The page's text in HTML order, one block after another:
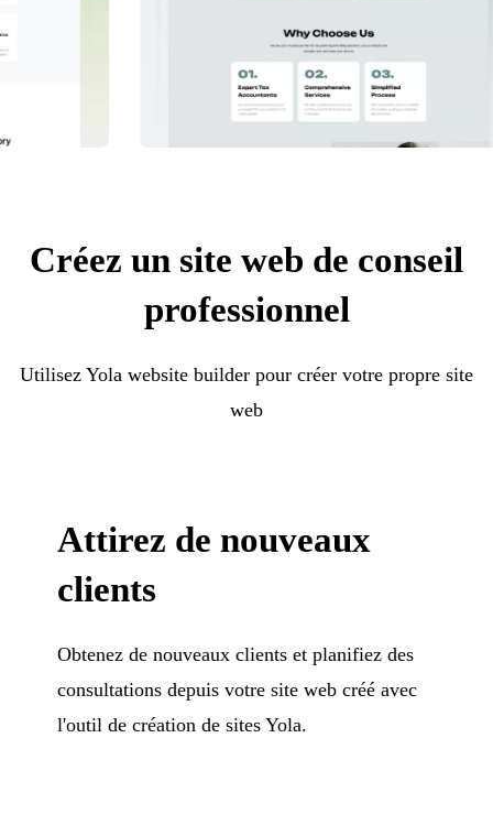
Créez un site web de conseil
professionnel
Utilisez Yola website builder pour créer votre propre site
web
Attirez de nouveaux
clients
Obtenez de nouveaux clients et planifiez des
consultations depuis votre site web créé avec
l'outil de création de sites Yola.